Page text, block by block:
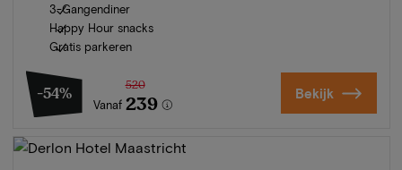
3-Gangendiner
Happy Hour snacks
Gratis parkeren
-54%
Vanaf
520
239 Bekijk